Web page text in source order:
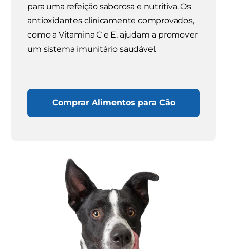
para uma refeição saborosa e nutritiva. Os
antioxidantes clinicamente comprovados,
como a Vitamina C e E, ajudam a promover
um sistema imunitário saudável.
Comprar Alimentos para Cão